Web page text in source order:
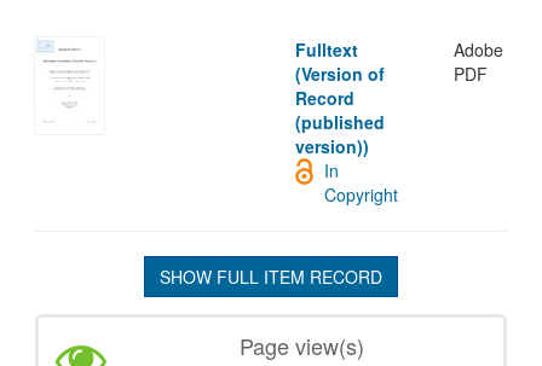
Fulltext
(Version of
Record
(published
version))
Adobe
PDF
In
Copyright
SHOW FULL ITEM RECORD
Page view(s)